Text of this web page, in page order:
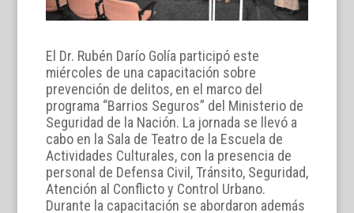
El Dr. Rubén Darío Golía participó este
miércoles de una capacitación sobre
prevención de delitos, en el marco del
programa “Barrios Seguros” del Ministerio de
Seguridad de la Nación. La jornada se llevó a
cabo en la Sala de Teatro de la Escuela de
Actividades Culturales, con la presencia de
personal de Defensa Civil, Tránsito, Seguridad,
Atención al Conflicto y Control Urbano.
Durante la capacitación se abordaron además